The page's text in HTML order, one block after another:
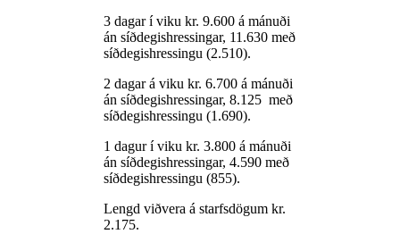
3 dagar í viku kr. 9.600 á mánuði
án síðdegishressingar, 11.630 með
síðdegishressingu (2.510).
2 dagar á viku kr. 6.700 á mánuði
án síðdegishressingar, 8.125 með
síðdegishressingu (1.690).
1 dagur í viku kr. 3.800 á mánuði
án síðdegishressingar, 4.590 með
síðdegishressingu (855).
Lengd viðvera á starfsdögum kr.
2.175.